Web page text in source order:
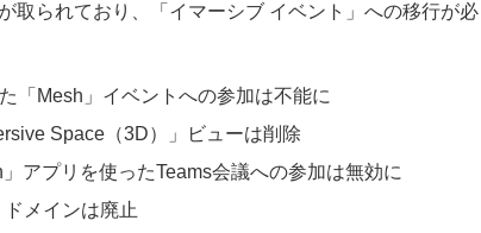
取られており、「イマーシブ イベント」への移行が必
「Mesh」イベントへの参加は不能に
Space（3D）」ビューは削除
アプリを使ったTeams会議への参加は無効に
ドメインは廃止